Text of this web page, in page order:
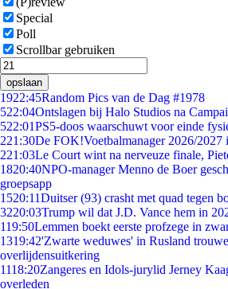
Special
Poll
Scrollbar gebruiken
opslaan
1922:45Random Pics van de Dag #1978
522:04Ontslagen bij Halo Studios na
522:01PS5-doos waarschuwt voor einde
221:30De FOK!Voetbalmanager 2026/2027
221:03Le Court wint na nerveuze finale,
1820:40NPO-manager Menno de Boer
groepsapp
1520:11Duitser (93) crasht met quad tegen
3220:03Trump wil dat J.D. Vance hem in
119:50Lemmen boekt eerste profzege in
1319:42'Zwarte weduwes' in Rusland
overlijdensuitkering
1118:20Zangeres en Idols-jurylid Jerney
overleden